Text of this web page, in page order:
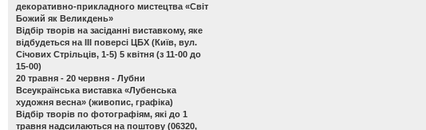
декоративно-прикладного мистецтва «Світ
Божий як Великдень»
Відбір творів на засіданні виставкому, яке
відбудеться на ІІІ поверсі ЦБХ (Київ, вул.
Січових Стрільців, 1-5) 5 квітня (з 11-00 до
15-00)
20 травня - 20 червня - Лубни
Всеукраїнська виставка «Лубенська
художня весна» (живопис, графіка)
Відбір творів по фотографіям, які до 1
травня надсилаються на поштову (06320,